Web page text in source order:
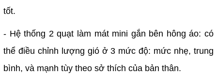
tốt.
- Hệ thống 2 quạt làm mát mini gắn bên hông áo: có
thể điều chỉnh lượng gió ở 3 mức độ: mức nhẹ, trung
bình, và mạnh tùy theo sở thích của bản thân.